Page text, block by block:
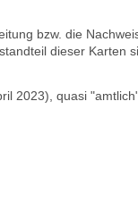
bzw. die
dieser Karten
2023) , quasi